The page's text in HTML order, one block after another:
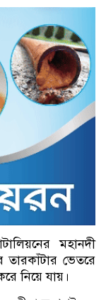
মহানদী
তারকাঁটার ভেতরে
নিয়ে যায়।